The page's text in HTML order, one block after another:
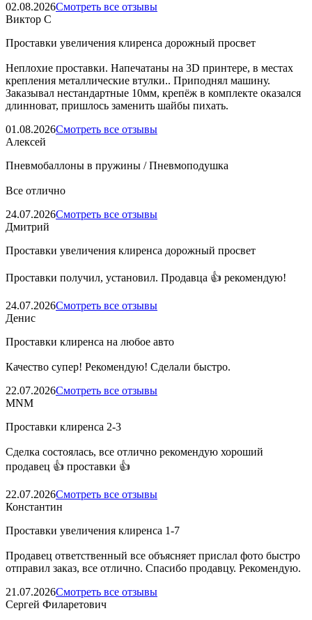
02.08.2026Смотреть все отзывы
Виктор С
Проставки увеличения клиренса дорожный просвет
Неплохие проставки. Напечатаны на 3D принтере, в местах
крепления металлические втулки.. Приподнял машину.
Заказывал нестандартные 10мм, крепёж в комплекте оказался
длинноват, пришлось заменить шайбы пихать.
01.08.2026Смотреть все отзывы
Алексей
Пневмобаллоны в пружины / Пневмоподушка
Все отлично
24.07.2026Смотреть все отзывы
Дмитрий
Проставки увеличения клиренса дорожный просвет
Проставки получил, установил. Продавца 👍 рекомендую!
24.07.2026Смотреть все отзывы
Денис
Проставки клиренса на любое авто
Качество супер! Рекомендую! Сделали быстро.
22.07.2026Смотреть все отзывы
MNM
Проставки клиренса 2-3
Сделка состоялась, все отлично рекомендую хороший
продавец 👍 проставки 👍
22.07.2026Смотреть все отзывы
Константин
Проставки увеличения клиренса 1-7
Продавец ответственный все объясняет прислал фото быстро
отправил заказ, все отлично. Спасибо продавцу. Рекомендую.
21.07.2026Смотреть все отзывы
Сергей Филаретович